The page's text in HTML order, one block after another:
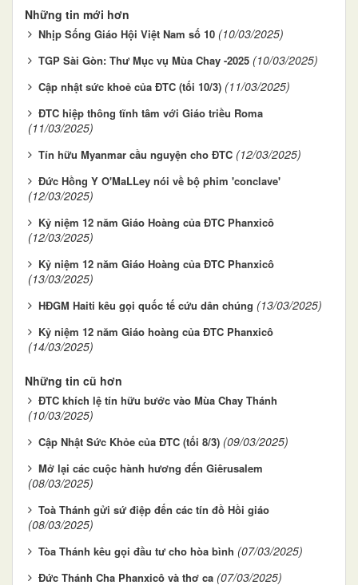
Những tin mới hơn
Nhịp Sống Giáo Hội Việt Nam số 10 (10/03/2025)
TGP Sài Gòn: Thư Mục vụ Mùa Chay -2025 (10/03/2025)
Cập nhật sức khoẻ của ĐTC (tối 10/3) (11/03/2025)
ĐTC hiệp thông tĩnh tâm với Giáo triều Roma
(11/03/2025)
Tín hữu Myanmar cầu nguyện cho ĐTC (12/03/2025)
Đức Hồng Y O'MaLLey nói về bộ phim 'conclave'
(12/03/2025)
Kỷ niệm 12 năm Giáo Hoàng của ĐTC Phanxicô
(12/03/2025)
Kỷ niệm 12 năm Giáo Hoàng của ĐTC Phanxicô
(13/03/2025)
HĐGM Haiti kêu gọi quốc tế cứu dân chúng (13/03/2025)
Kỷ niệm 12 năm Giáo hoàng của ĐTC Phanxicô
(14/03/2025)
Những tin cũ hơn
ĐTC khích lệ tín hữu bước vào Mùa Chay Thánh
(10/03/2025)
Cập Nhật Sức Khỏe của ĐTC (tối 8/3) (09/03/2025)
Mở lại các cuộc hành hương đến Giêrusalem
(08/03/2025)
Toà Thánh gửi sứ điệp đến các tín đồ Hồi giáo
(08/03/2025)
Tòa Thánh kêu gọi đầu tư cho hòa bình (07/03/2025)
Đức Thánh Cha Phanxicô và thơ ca (07/03/2025)